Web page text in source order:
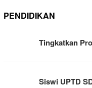
PENDIDIKAN
Tingkatkan
Siswi UPTD